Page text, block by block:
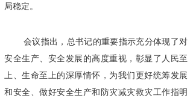
局稳定。
会议指出，总书记的重要指示充分体现了对
安全生产、安全发展的高度重视，彰显了人民至
上、生命至上的深厚情怀，为我们更好统筹发展
和安全、做好安全生产和防灾减灾救灾工作指明